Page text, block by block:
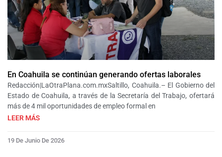
En Coahuila se continúan generando ofertas laborales
Redacción|LaOtraPlana.com.mxSaltillo, Coahuila.– El Gobierno del
Estado de Coahuila, a través de la Secretaría del Trabajo, ofertará
más de 4 mil oportunidades de empleo formal en
LEER MÁS
19 De Junio De 2026